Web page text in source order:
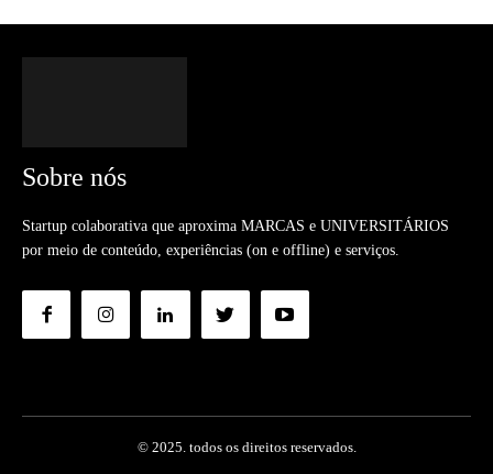
Sobre nós
Startup colaborativa que aproxima MARCAS e UNIVERSITÁRIOS
por meio de conteúdo, experiências (on e offline) e serviços.
© 2025. todos os direitos reservados.